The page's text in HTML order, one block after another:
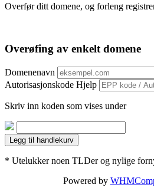
Overfør ditt domene, og forleng
Overøfing av enkelt domene
Domenenavn
Autorisasjonskode Hjelp
Skriv inn koden som vises under
Legg til handlekurv
* Utelukker noen TLDer og nylige
Powered by